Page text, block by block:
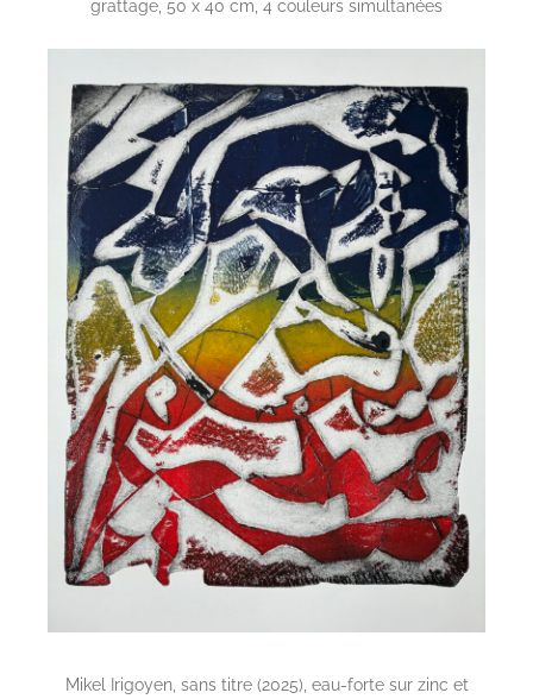
grattage, 50 x 40 cm, 4 couleurs simultanées
Mikel Irigoyen, sans titre (2025), eau-forte sur zinc et